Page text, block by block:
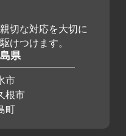
切な対応を大切に
けつけます。
県
市
根市
町